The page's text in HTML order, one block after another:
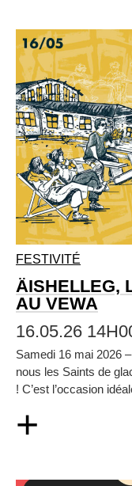
FESTIVITÉ
ÄISHELLEG,
AU VEWA
16.05.26
Samedi 16 mai 2026
nous les Saints de
! C’est l’occasion
+